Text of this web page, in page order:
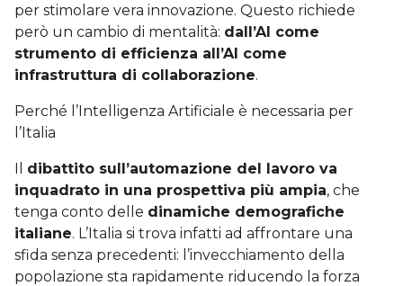
per stimolare vera innovazione. Questo richiede
però un cambio di mentalità: dall’AI come
strumento di efficienza all’AI come
infrastruttura di collaborazione.
Perché l’Intelligenza Artificiale è necessaria per
l’Italia
Il dibattito sull’automazione del lavoro va
inquadrato in una prospettiva più ampia, che
tenga conto delle dinamiche demografiche
italiane. L’Italia si trova infatti ad affrontare una
sfida senza precedenti: l’invecchiamento della
popolazione sta rapidamente riducendo la forza